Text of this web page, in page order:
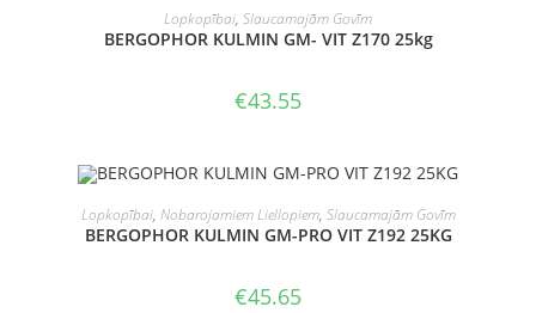
PIEVIENOT GROZAM
Lopkopībai, Slaucamajām Govīm
BERGOPHOR KULMIN GM- VIT Z170 25kg
€43.55
PIEVIENOT GROZAM
Lopkopībai, Nobarojamiem Liellopiem, Slaucamajām Govīm
BERGOPHOR KULMIN GM-PRO VIT Z192 25KG
€45.65